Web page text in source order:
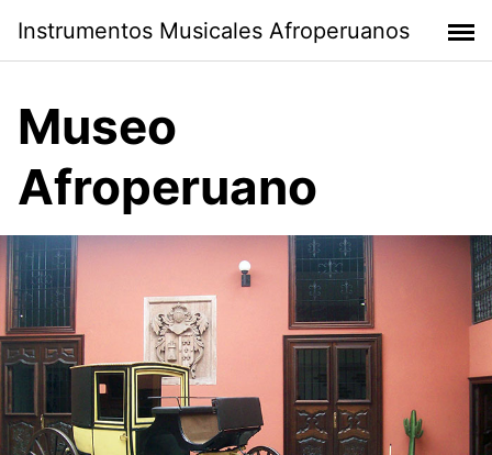
content
Instrumentos Musicales Afroperuanos
Museo
Afroperuano